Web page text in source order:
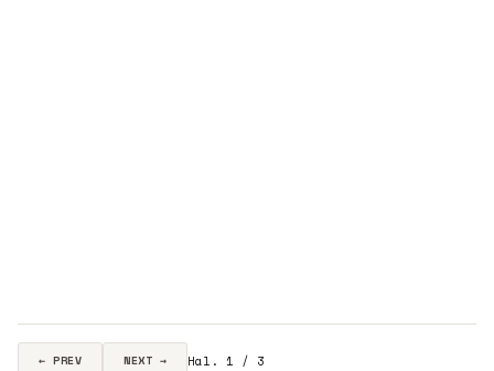
← PREV NEXT → Hal. 1 / 3